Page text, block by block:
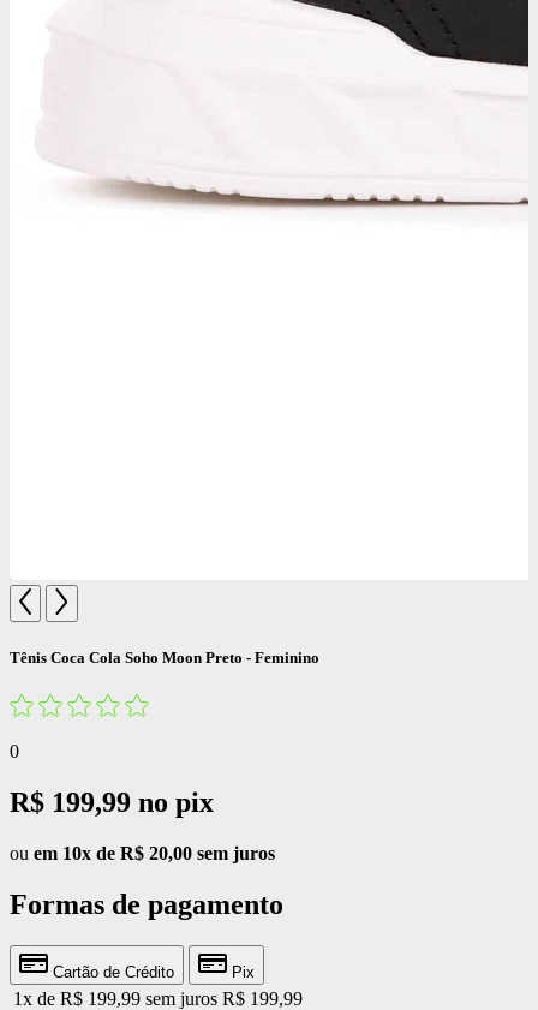
Tênis Coca Cola Soho Moon Preto - Feminino
0
R$ 199,99 no pix
ou em 10x de R$ 20,00 sem juros
Formas de pagamento
Cartão de Crédito Pix
1x de R$ 199,99 sem juros R$ 199,99